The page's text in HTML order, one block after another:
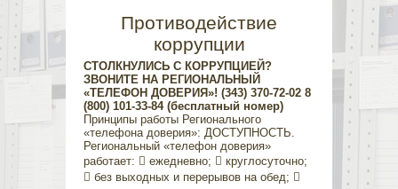
Противодействие
коррупции
СТОЛКНУЛИСЬ С КОРРУПЦИЕЙ?
ЗВОНИТЕ НА РЕГИОНАЛЬНЫЙ
«ТЕЛЕФОН ДОВЕРИЯ»! (343) 370-72-02 8
(800) 101-33-84 (бесплатный номер)
Принципы работы Регионального
«телефона доверия»: ДОСТУПНОСТЬ.
Региональный «телефон доверия»
работает:  ежедневно;  круглосуточно;
 без выходных и перерывов на обед; 